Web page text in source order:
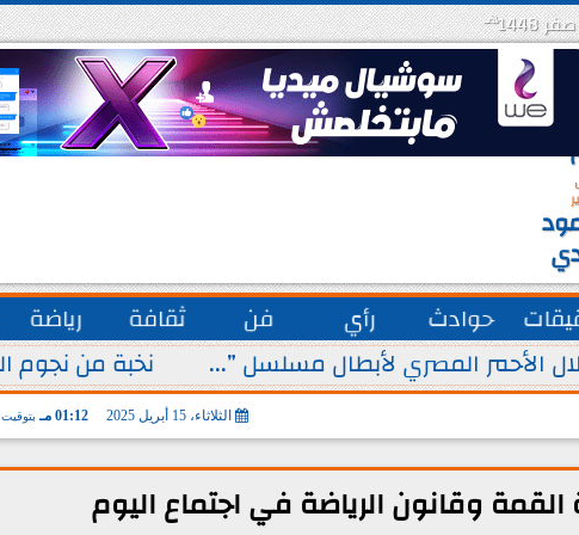
هـ
حوادث رأي فن ثقافة رياضة
الأحمر المصري لأبطال مسلسل ”... نخبة من نجوم
الثلاثاء، 15 أبريل 2025 01:12 مـ بتوقيت
وقانون الرياضة في اجتماع اليوم